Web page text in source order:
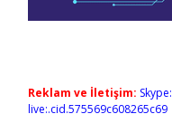
Reklam ve İletişim: Skype:
live:.cid.575569c608265c69